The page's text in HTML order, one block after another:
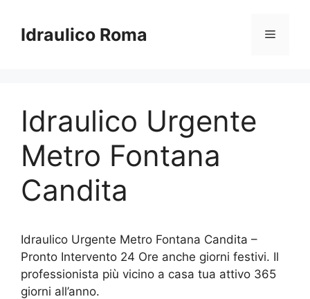
contenuto
Idraulico Roma Menu
Idraulico Urgente
Metro Fontana
Candita
Idraulico Urgente Metro Fontana Candita –
Pronto Intervento 24 Ore anche giorni festivi. Il
professionista più vicino a casa tua attivo 365
giorni all’anno.